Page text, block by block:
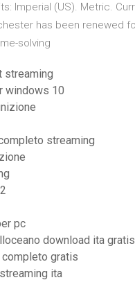
Imperial (US). Metric.
has been renewed
solving
streaming
windows 10
streaming
pc
download ita gratis
gratis
ita